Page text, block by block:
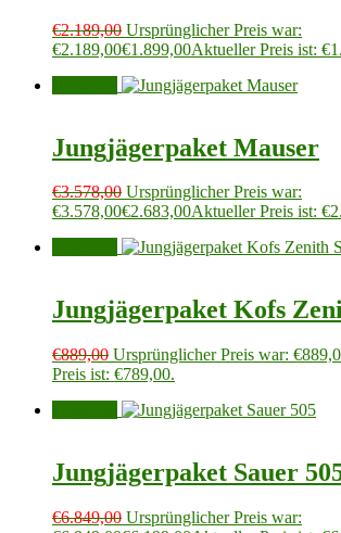
€2.189,00 Ursprünglicher Preis war:
€2.189,00€1.899,00Aktueller Preis ist:
Jungjägerpaket Mauser
€3.578,00 Ursprünglicher Preis war:
€3.578,00€2.683,00Aktueller Preis ist:
Jungjägerpaket Kofs
€889,00 Ursprünglicher Preis war:
Preis ist: €789,00.
Jungjägerpaket Sauer
€6.849,00 Ursprünglicher Preis war: